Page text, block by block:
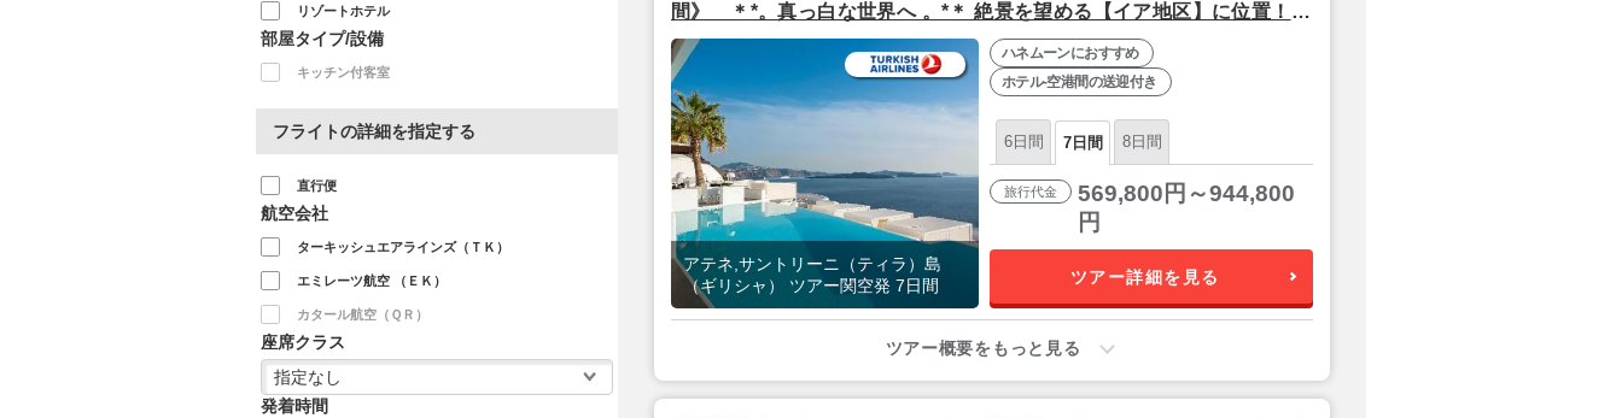
リゾートホテル
部屋タイプ/設備
キッチン付客室
フライトの詳細を指定する
直行便
航空会社
ターキッシュエアラインズ（ＴＫ）
エミレーツ航空 （ＥＫ）
カタール航空（ＱＲ）
座席クラス
発着時間
間》 ＊*。真っ白な世界へ 。*＊ 絶景を望める【イア地区】に位置！豪
華5つ星『キリニ・スイーツ＆スパ』⇒屋上レストランが自慢の4つ星
『アテネゲート』（全区間送迎付き）
アテネ,サントリーニ（ティラ）島
（ギリシャ） ツアー関空発 7日間
ハネムーンにおすすめ
ホテル-空港間の送迎付き
6日間 7日間 8日間
旅行代金
569,800円～944,800
円
ツアー詳細を見る
ツアー概要をもっと見る